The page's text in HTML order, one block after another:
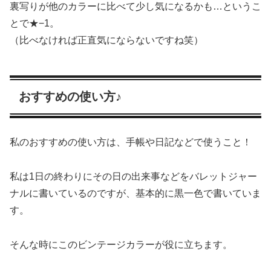
裏写りが他のカラーに比べて少し気になるかも…というこ
とで★−1。
（比べなければ正直気にならないですね笑）
おすすめの使い方♪
私のおすすめの使い方は、手帳や日記などで使うこと！
私は1日の終わりにその日の出来事などをバレットジャー
ナルに書いているのですが、基本的に黒一色で書いていま
す。
そんな時にこのビンテージカラーが役に立ちます。